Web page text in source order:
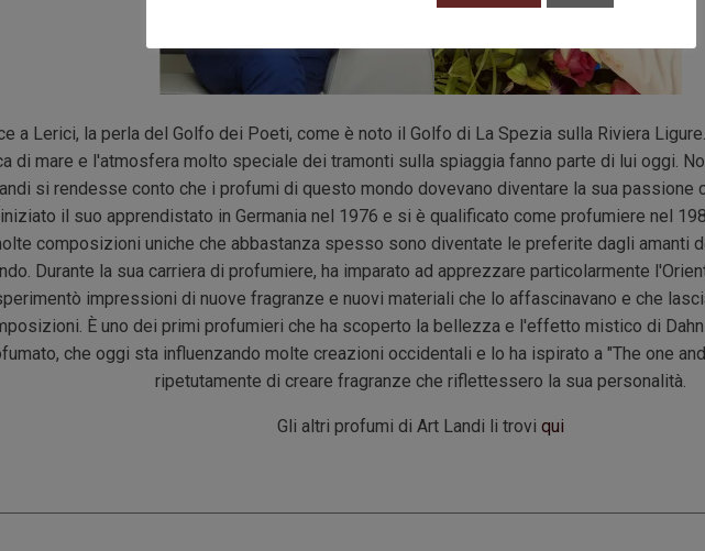
a Lerici, la perla del Golfo dei Poeti, come è noto il Golfo di La Spezia sulla Riviera
di mare e l'atmosfera molto speciale dei tramonti sulla spiaggia fanno parte di lui oggi.
si rendesse conto che i profumi di questo mondo dovevano diventare la sua passione
il suo apprendistato in Germania nel 1976 e si è qualificato come profumiere nel
composizioni uniche che abbastanza spesso sono diventate le preferite dagli amanti
Durante la sua carriera di profumiere, ha imparato ad apprezzare particolarmente
impressioni di nuove fragranze e nuovi materiali che lo affascinavano e che
È uno dei primi profumieri che ha scoperto la bellezza e l'effetto mistico di Dahn
che oggi sta influenzando molte creazioni occidentali e lo ha ispirato a "The one
ripetutamente di creare fragranze che riflettessero la sua personalità.
Gli altri profumi di Art Landi li troviqui